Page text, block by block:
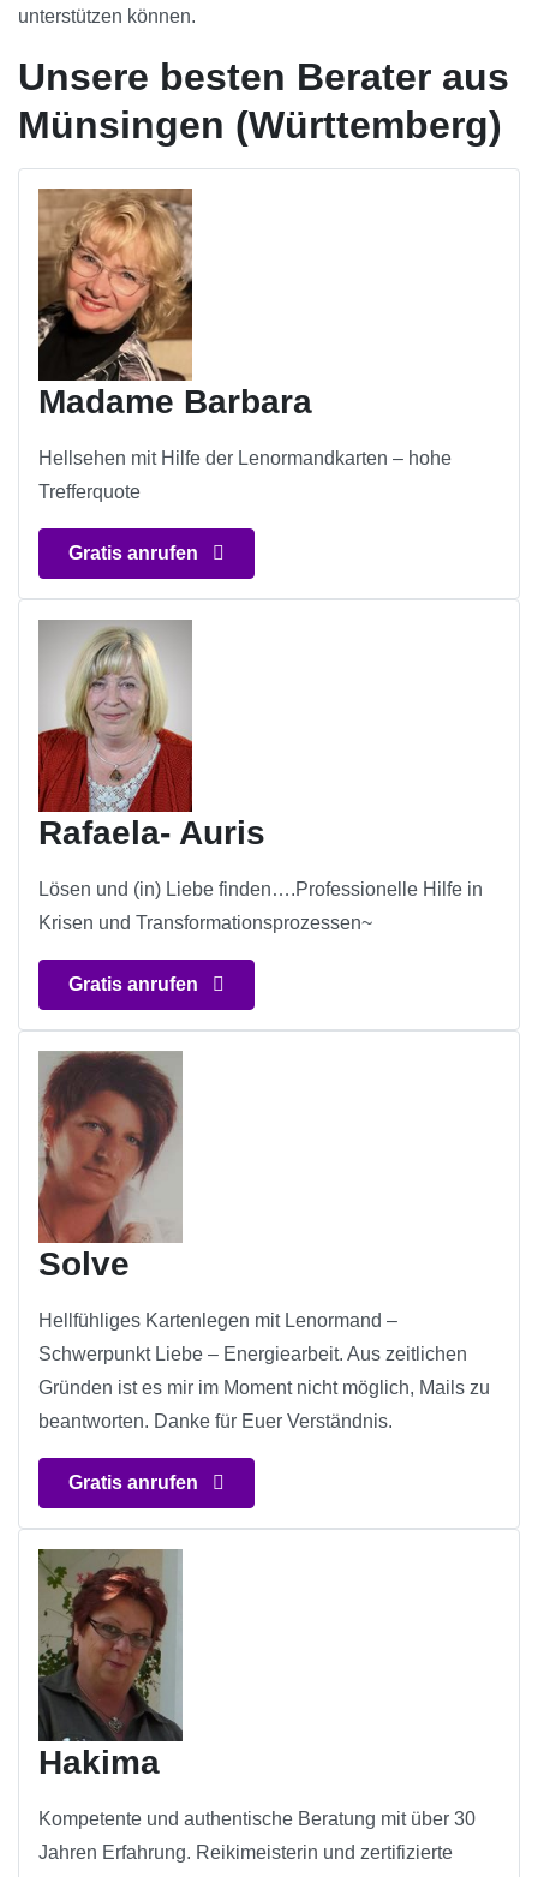
unterstützen können.
Unsere besten Berater aus
Münsingen (Württemberg)
Madame Barbara
Hellsehen mit Hilfe der Lenormandkarten – hohe
Trefferquote
Gratis anrufen
Rafaela- Auris
Lösen und (in) Liebe finden….Professionelle Hilfe in
Krisen und Transformationsprozessen~
Gratis anrufen
Solve
Hellfühliges Kartenlegen mit Lenormand –
Schwerpunkt Liebe – Energiearbeit. Aus zeitlichen
Gründen ist es mir im Moment nicht möglich, Mails zu
beantworten. Danke für Euer Verständnis.
Gratis anrufen
Hakima
Kompetente und authentische Beratung mit über 30
Jahren Erfahrung. Reikimeisterin und zertifizierte